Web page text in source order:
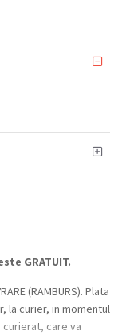
GRATUIT.
(RAMBURS). Plata
la curier, in momentul
care va